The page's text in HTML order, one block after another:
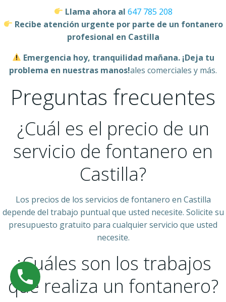
Llama ahora al 647 785 208
Recibe atención urgente por parte de un fontanero
profesional en Castilla
Emergencia hoy, tranquilidad mañana. ¡Deja tu
problema en nuestras manos!ales comerciales y más.
Preguntas frecuentes
¿Cuál es el precio de un
servicio de fontanero en
Castilla?
Los precios de los servicios de fontanero en Castilla
depende del trabajo puntual que usted necesite. Solicite su
presupuesto gratuito para cualquier servicio que usted
necesite.
¿Cuáles son los trabajos
que realiza un fontanero?